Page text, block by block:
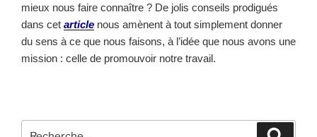
mieux nous faire connaître ? De jolis conseils prodigués
dans cet article nous amènent à tout simplement donner
du sens à ce que nous faisons, à l’idée que nous avons une
mission : celle de promouvoir notre travail.